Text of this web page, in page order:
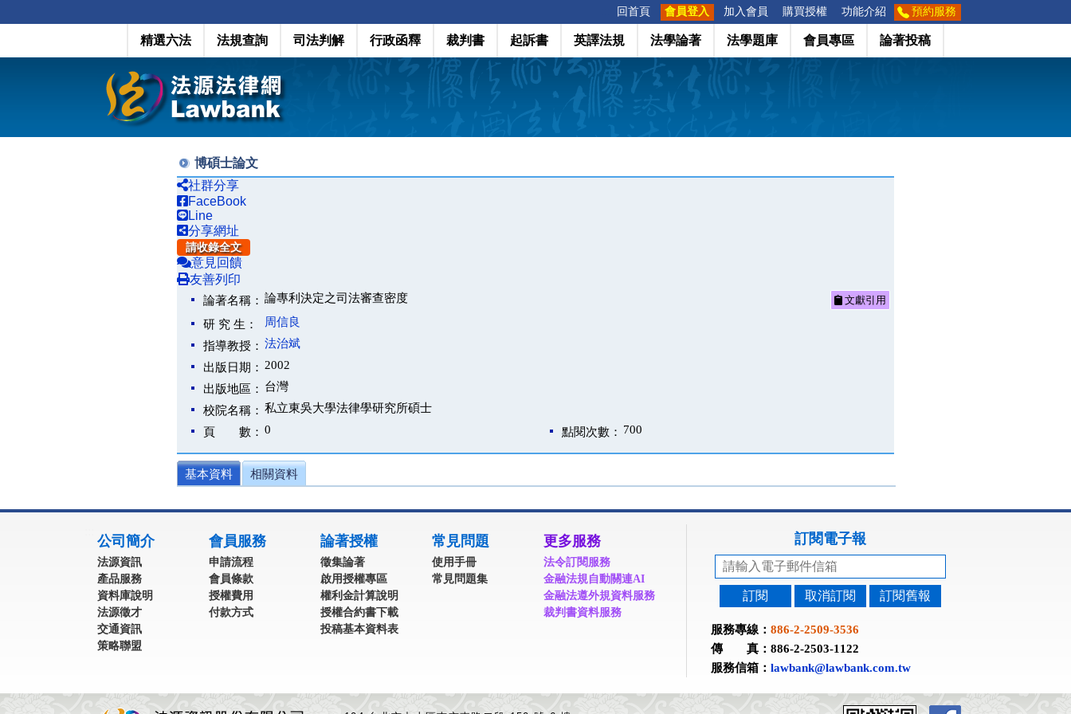
回首頁 會員登入 加入會員 購買授權 功能介紹 預約服務
精選六法 法規查詢 司法判解 行政函釋 裁判書 起訴書 英譯法規 法學論著 法學題庫 會員專區 論著投稿
博碩士論文
社群分享
FaceBook
Line
分享網址
請收錄全文
意見回饋
友善列印
論著名稱： 論專利決定之司法審查密度 文獻引用
研 究 生：
周信良
指導教授： 法治斌
出版日期： 2002
出版地區： 台灣
校院名稱： 私立東吳大學法律學研究所碩士
頁 數： 0 點閱次數： 700
基本資料 相關資料
公司簡介
法源資訊
產品服務
資料庫說明
法源徵才
交通資訊
策略聯盟
會員服務
申請流程
會員條款
授權費用
付款方式
論著授權
徵集論著
啟用授權專區
權利金計算說明
授權合約書下載
投稿基本資料表
常見問題
使用手冊
常見問題集
更多服務
法令訂閱服務
金融法規自動關連AI
金融法遵外規資料服務
裁判書資料服務
訂閱電子報
訂閱 取消訂閱 訂閱舊報
服務專線： 886-2-2509-3536
傳 真：886-2-2503-1122
服務信箱： lawbank@lawbank.com.tw